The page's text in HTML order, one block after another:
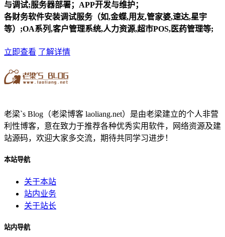
与调试;服务器部署；APP开发与维护；
各财务软件安装调试服务（如,金蝶,用友,管家婆,速达,星宇
等）;OA系列,客户管理系统,人力资源,超市POS,医药管理等;
立即查看 了解详情
老梁`s Blog（老梁博客 laoliang.net）是由老梁建立的个人非营
利性博客，意在致力于推荐各种优秀实用软件，网络资源及建
站源码，欢迎大家多交流，期待共同学习进步！
本站导航
关于本站
站内业务
关于站长
站内导航